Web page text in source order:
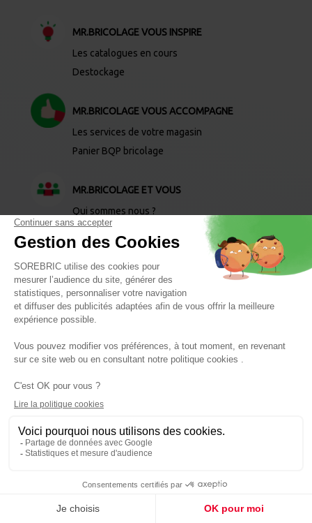
MR.BRICOLAGE VOUS INSPIRE
Les catalogues en cours
Destockage
MR.BRICOLAGE VOUS ACCOMPAGNE
Les services de votre magasin
Panier BQP bricolage
MR.BRICOLAGE ET VOUS
Qui sommes nous ?
Recrutement
Nos Ressources humaines
Nos magasins
BESOIN D'AIDE ?
Règlements des jeux
CGU Fidélité
Politique Réseaux Sociaux
Mentions légales promotions
Politique de Cookies
Mentions légales